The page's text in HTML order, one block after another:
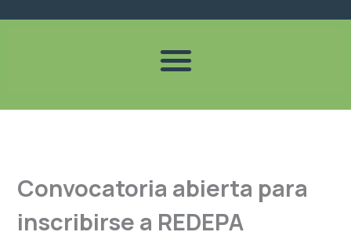
Convocatoria abierta para
inscribirse a REDEPA